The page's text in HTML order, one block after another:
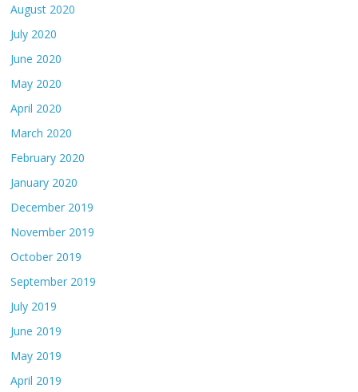
August 2020
July 2020
June 2020
May 2020
April 2020
March 2020
February 2020
January 2020
December 2019
November 2019
October 2019
September 2019
July 2019
June 2019
May 2019
April 2019